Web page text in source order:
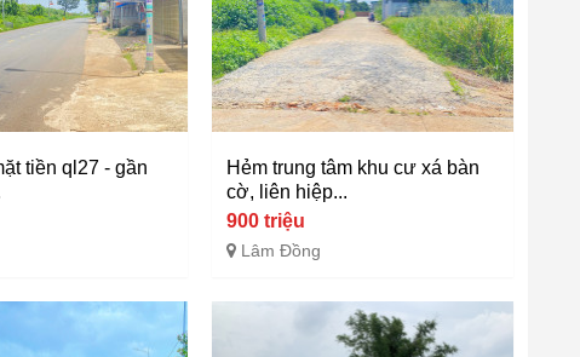
tiền ql27 - gần
Hẻm trung tâm khu cư xá bàn
cờ, liên hiệp...
900 triệu
Lâm Đồng